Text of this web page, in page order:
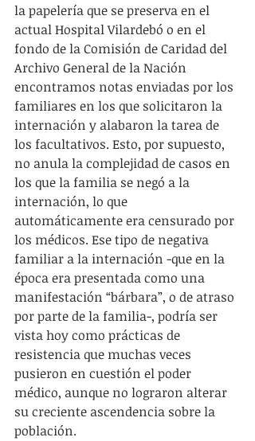
la papelería que se preserva en el
actual Hospital Vilardebó o en el
fondo de la Comisión de Caridad del
Archivo General de la Nación
encontramos notas enviadas por los
familiares en los que solicitaron la
internación y alabaron la tarea de
los facultativos. Esto, por supuesto,
no anula la complejidad de casos en
los que la familia se negó a la
internación, lo que
automáticamente era censurado por
los médicos. Ese tipo de negativa
familiar a la internación -que en la
época era presentada como una
manifestación “bárbara”, o de atraso
por parte de la familia-, podría ser
vista hoy como prácticas de
resistencia que muchas veces
pusieron en cuestión el poder
médico, aunque no lograron alterar
su creciente ascendencia sobre la
población.